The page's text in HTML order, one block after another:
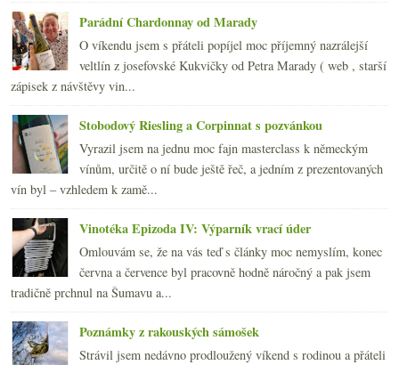
►2009(249)
►2008(270)
►2007(108)
Parádní Chardonnay od Marady
O víkendu jsem s přáteli popíjel moc příjemný nazrálejší
veltlín z josefovské Kukvičky od Petra Marady ( web , starší
zápisek z návštěvy vin...
Stobodový Riesling a Corpinnat s pozvánkou
Vyrazil jsem na jednu moc fajn masterclass k německým
vínům, určitě o ní bude ještě řeč, a jedním z prezentovaných
vín byl – vzhledem k zamě...
Vinotéka Epizoda IV: Výparník vrací úder
Omlouvám se, že na vás teď s články moc nemyslím, konec
června a července byl pracovně hodně náročný a pak jsem
tradičně prchnul na Šumavu a...
Poznámky z rakouských sámošek
Strávil jsem nedávno prodloužený víkend s rodinou a přáteli